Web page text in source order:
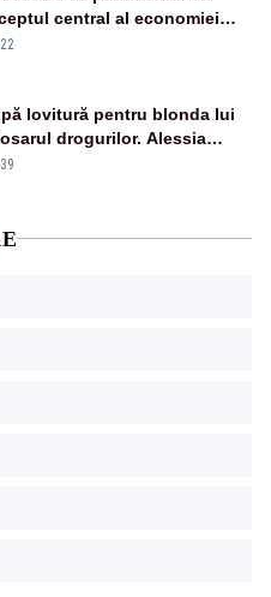
central al economiei
lovitură pentru blonda lui
drogurilor. Alessia
decizia magistraților